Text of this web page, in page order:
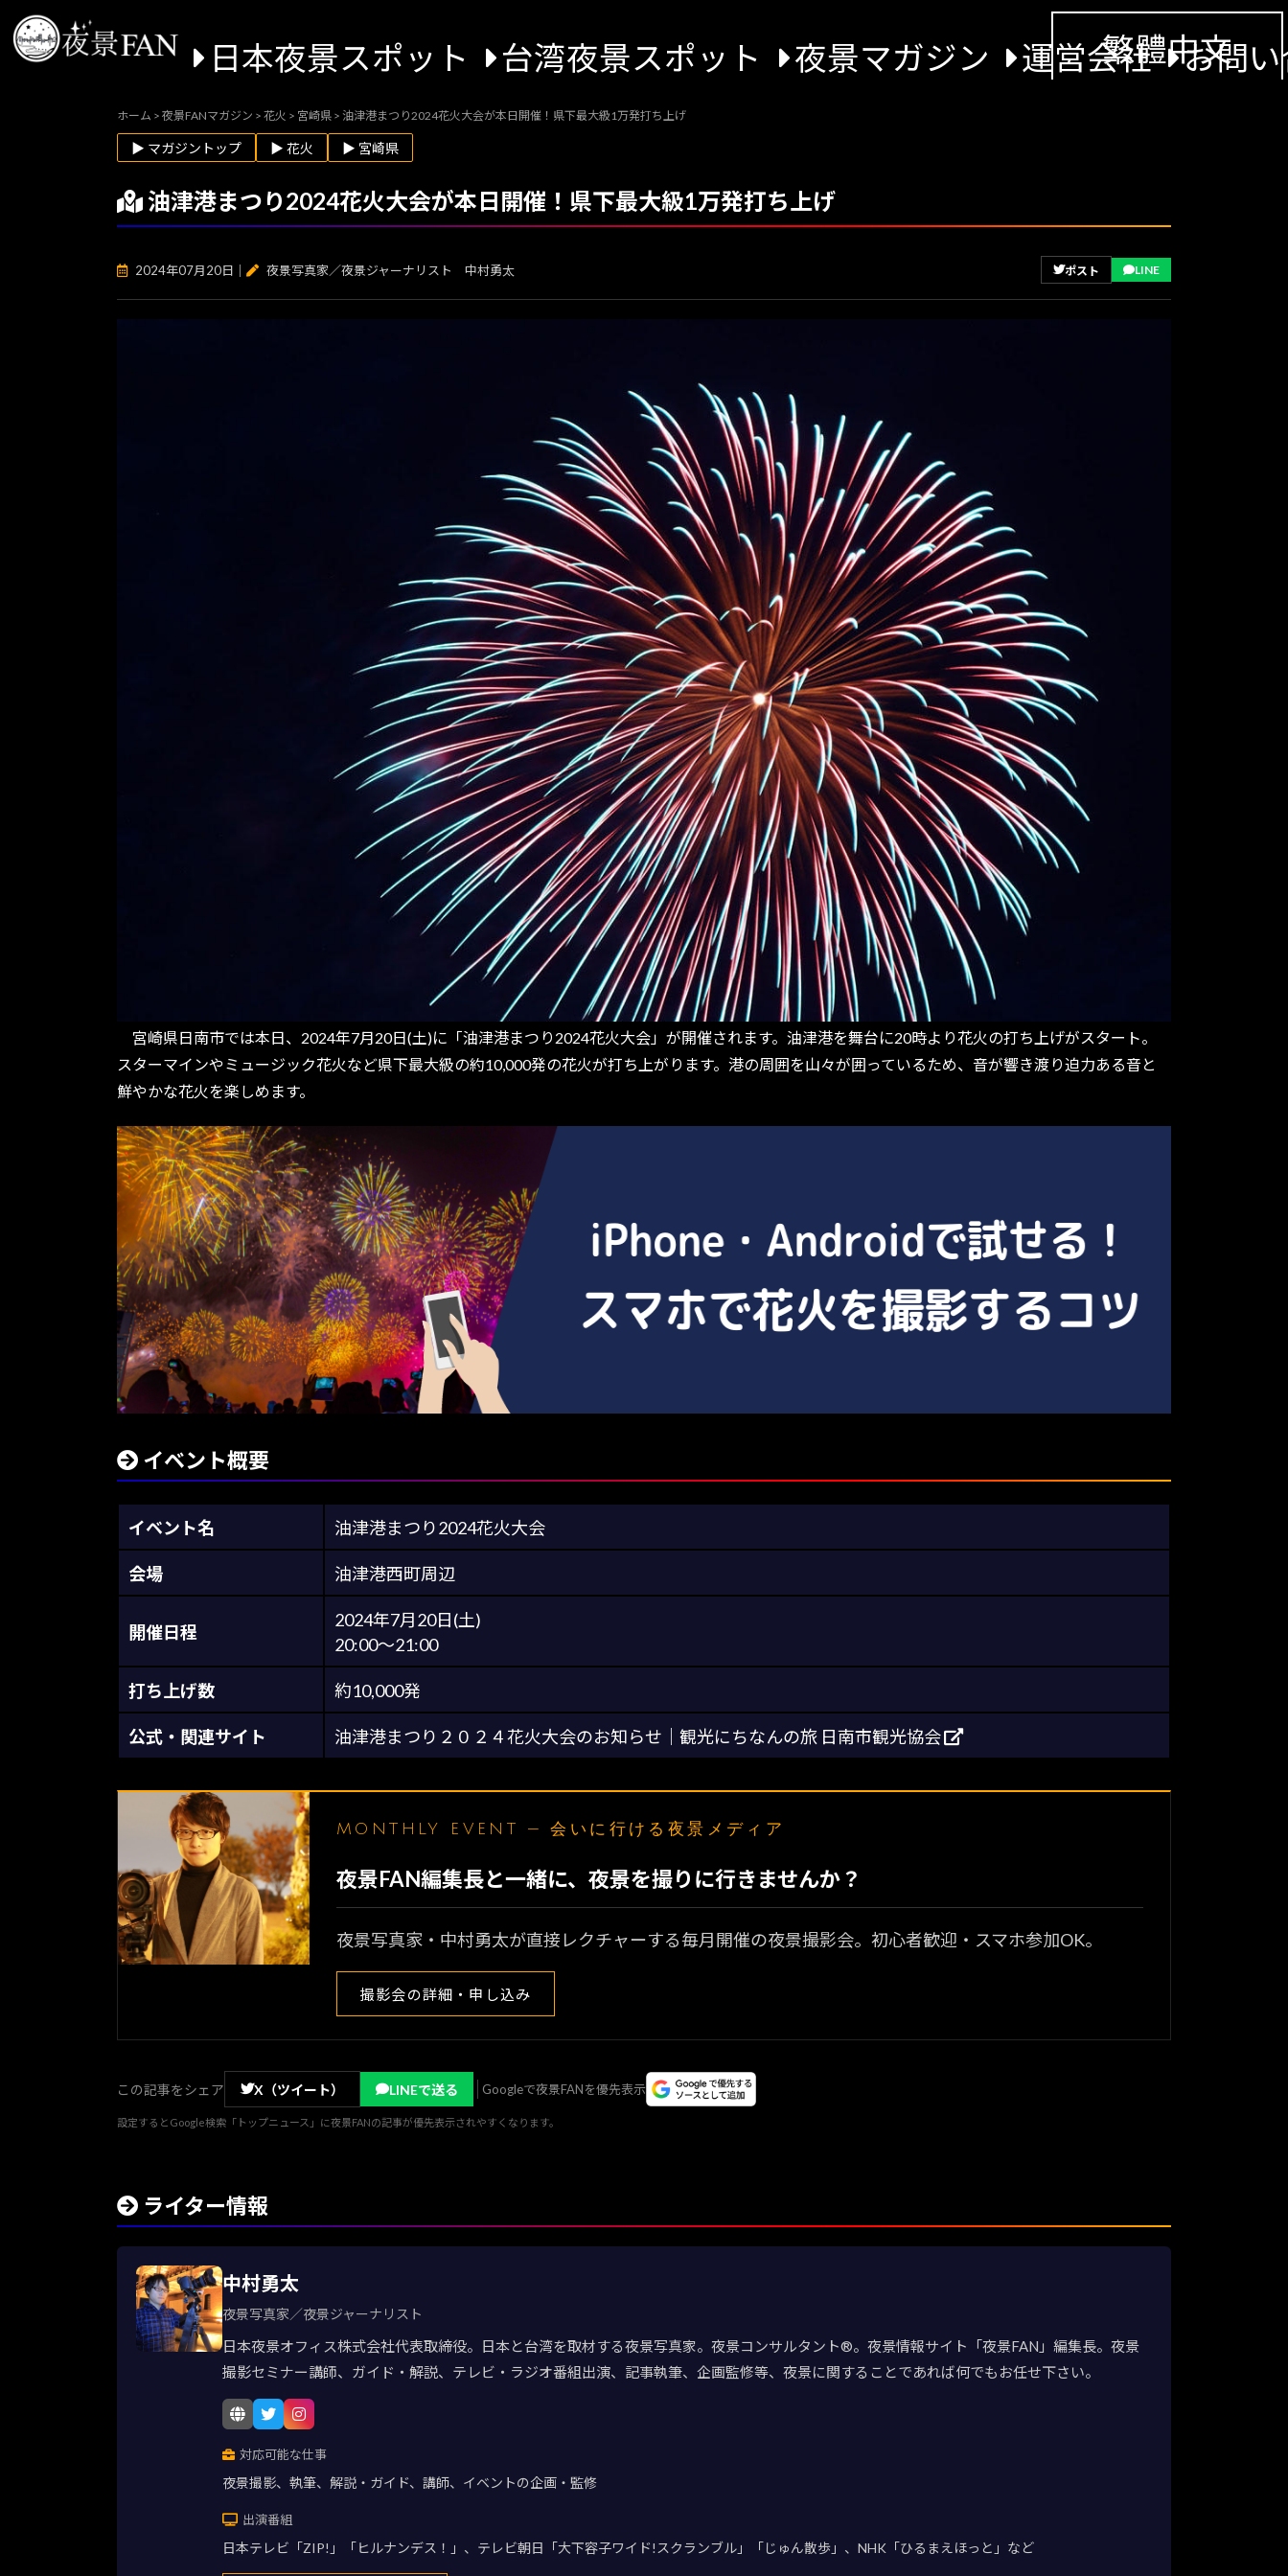
日本夜景スポット 台湾夜景スポット 夜景マガジン 運営会社 お問
繁體中文
ホーム > 夜景FANマガジン > 花火 > 宮崎県 > 油津港まつり2024花火大会が本日開催！県下最大級1万発打ち上げ
▶ マガジントップ ▶ 花火 ▶ 宮崎県
油津港まつり2024花火大会が本日開催！県下最大級1万発打ち上げ
2024年07月20日 夜景写真家／夜景ジャーナリスト 中村勇太 ポスト LINE
宮崎県日南市では本日、2024年7月20日(土)に「油津港まつり2024花火大会」が開催されます。油津港を舞台に20時より花火の打ち上げがスタート。
スターマインやミュージック花火など県下最大級の約10,000発の花火が打ち上がります。港の周囲を山々が囲っているため、音が響き渡り迫力ある音と
鮮やかな花火を楽しめます。
イベント概要
イベント名 油津港まつり2024花火大会
会場 油津港西町周辺
開催日程
2024年7月20日(土)
20:00～21:00
打ち上げ数 約10,000発
公式・関連サイト 油津港まつり２０２４花火大会のお知らせ｜観光にちなんの旅 日南市観光協会
MONTHLY EVENT — 会いに行ける夜景メディア
夜景FAN編集長と一緒に、夜景を撮りに行きませんか？
夜景写真家・中村勇太が直接レクチャーする毎月開催の夜景撮影会。初心者歓迎・スマホ参加OK。
撮影会の詳細・申し込み
この記事をシェア X（ツイート） LINEで送る Googleで夜景FANを優先表示
設定するとGoogle検索「トップニュース」に夜景FANの記事が優先表示されやすくなります。
ライター情報
中村勇太
夜景写真家／夜景ジャーナリスト
日本夜景オフィス株式会社代表取締役。日本と台湾を取材する夜景写真家。夜景コンサルタント®。夜景情報サイト「夜景FAN」編集長。夜景
撮影セミナー講師、ガイド・解説、テレビ・ラジオ番組出演、記事執筆、企画監修等、夜景に関することであれば何でもお任せ下さい。
対応可能な仕事
夜景撮影、執筆、解説・ガイド、講師、イベントの企画・監修
出演番組
日本テレビ「ZIP!」「ヒルナンデス！」、テレビ朝日「大下容子ワイド!スクランブル」「じゅん散歩」、NHK「ひるまえほっと」など